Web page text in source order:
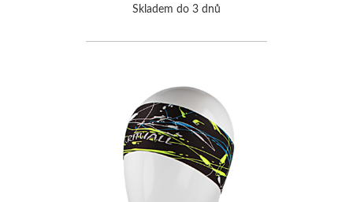
Skladem do 3 dnů